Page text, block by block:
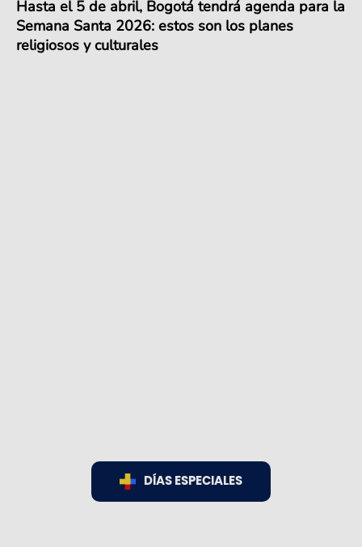
Hasta el 5 de abril, Bogotá tendrá agenda para la
Semana Santa 2026: estos son los planes
religiosos y culturales
DÍAS ESPECIALES